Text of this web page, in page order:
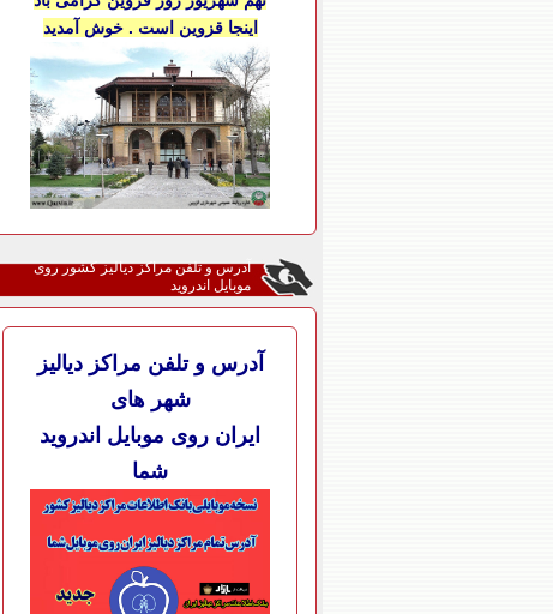
اینجا قزوین است . خوش آمدید
آدرس و تلفن مراکز دیالیز کشور روی
موبایل اندروید
آدرس و تلفن مراکز دیالیز
شهر های
ایران روی موبایل اندروید
شما